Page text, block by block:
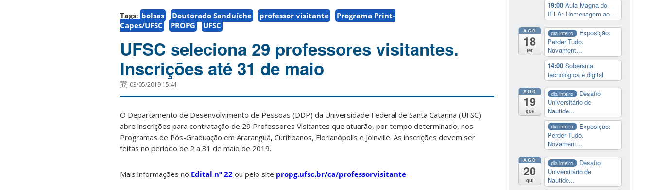
Tags: bolsas Doutorado Sanduíche professor visitante
Programa Print-
Capes/UFSC
PROPG UFSC
UFSC seleciona 29 professores visitantes.
Inscrições até 31 de maio
03/05/2019 15:41
O Departamento de Desenvolvimento de Pessoas (DDP) da Universidade Federal de Santa Catarina (UFSC)
abre inscrições para contratação de 29 Professores Visitantes que atuarão, por tempo determinado, nos
Programas de Pós-Graduação em Araranguá, Curitibanos, Florianópolis e Joinville. As inscrições devem ser
feitas no período de 2 a 31 de maio de 2019.
Mais informações no Edital nº 22 ou pelo site propg.ufsc.br/ca/professorvisitante
19:00 Aula Magna do
IELA: Homenagem ao...
AGO
18
ter
dia inteiro
Exposição:
Perder Tudo.
Novament...
14:00 Soberania
tecnológica e digital
AGO
19
qua
dia inteiro
Desafio
Universitário de
Nautide...
dia inteiro
Exposição:
Perder Tudo.
Novament...
AGO
20
qui
dia inteiro
Desafio
Universitário de
Nautide...